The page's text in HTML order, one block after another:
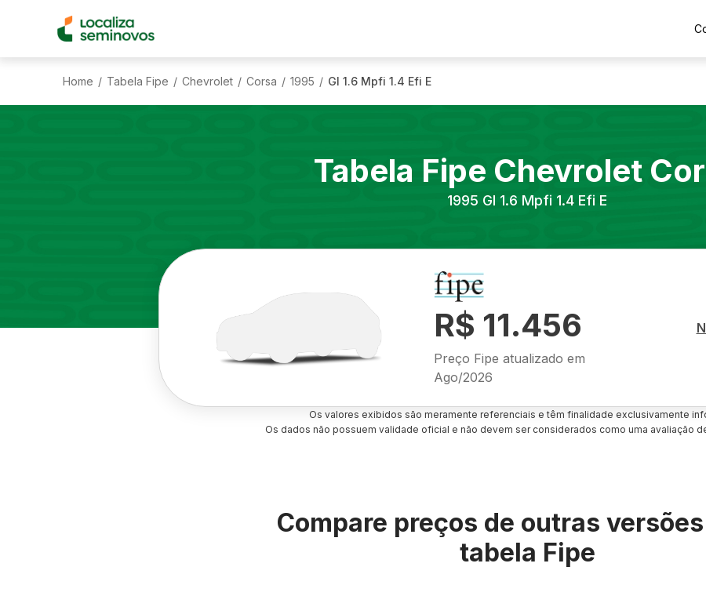
Home / Tabela Fipe / Chevrolet / Corsa / 1995 / Gl 1.6 Mpfi 1.4 Efi E
Tabela Fipe Chevrolet
1995 Gl 1.6 Mpfi 1.4 Efi E
R$ 11.456
Preço Fipe atualizado em
Ago/2026
Os valores exibidos são meramente referenciais e têm finalidade exclusivamente
Os dados não possuem validade oficial e não devem ser considerados como uma avaliação
Compare preços de outras
tabela Fipe